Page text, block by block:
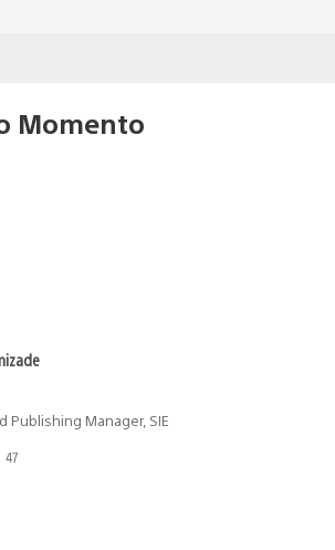
Momento
Publishing Manager, SIE
47